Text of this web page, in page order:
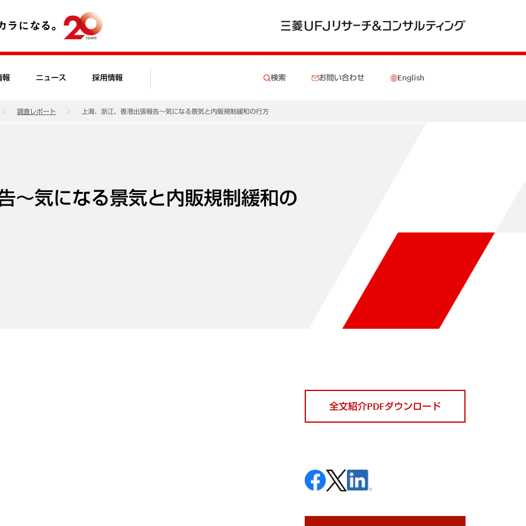
報 ニュース 採用情報 検索 お問い合わせ English
調査レポート 上海、浙江、香港出張報告～気になる景気と内販規制緩和の行方
～気になる景気と内販規制緩和の
全文紹介PDFダウンロード